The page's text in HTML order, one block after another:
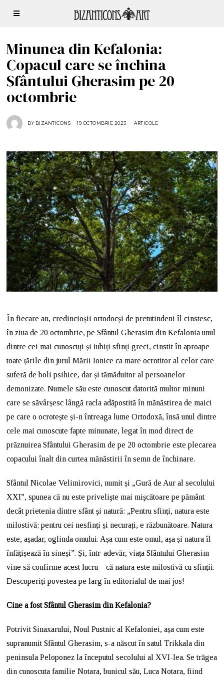
Minunea din Kefalonia:
Copacul care se închina
Sfântului Gherasim pe 20
octombrie
BY BIZANTICONS 19 OCTOMBRIE 2023
O
M
B
R
I
E
2
0
2
3
ARTICOLE
În fiecare an, credincioșii ortodocși de pretutindeni îl cinstesc,
în ziua de 20 octombrie, pe Sfântul Gherasim din Kefalonia unul
dintre cei mai cunoscuți și iubiți sfinți greci, cinstit în aproape
toate țările din jurul Mării Ionice ca mare ocrotitor al celor care
suferă de boli psihice, dar și tămăduitor al persoanelor
demonizate. Numele său este cunoscut datorită multor minuni
care se săvârșesc lângă racla adăpostită în mănăstirea de maici
pe care o ocrotește și-n întreaga lume Ortodoxă, însă unul dintre
cele mai cunoscute fapte minunate, legat în mod direct de
prăznuirea Sfântului Gherasim de pe 20 octombrie este plecarea
copacului înalt din curtea mănăstirii în semn de închinare.
Sfântul Nicolae Velimirovici, numit și „Gură de Aur al secolului
XXI”, spunea că nu este privelişte mai mişcătoare pe pământ
decât prietenia dintre sfânt şi natură: „Pentru sfin‏ți, natura este
milostivă; pentru cei nesfin‏ț‏i și necuraț‏i, e răzbunătoare. Natura
este, așadar, oglinda omului. Așa cum este omul, așa și natura îl
înfăț‏ișează în sineși”. Și, într-adevăr, viața Sfântului Gherasim
vine să confirme acest lucru – că natura este milostivă cu sfinții.
Descoperiți povestea pe larg în editorialul de mai jos!
Cine a fost Sfântul Gherasim din Kefalonia?
Potrivit Sinaxarului, Noul Pustnic al Kefaloniei, așa cum este
supranumit Sfântul Gherasim, s-a născut în satul Trikkala din
peninsula Peloponez la începutul secolului al XVI-lea. Se trăgea
din cunoscuta familie Notara, bunicul său, Luca Notara, fiind